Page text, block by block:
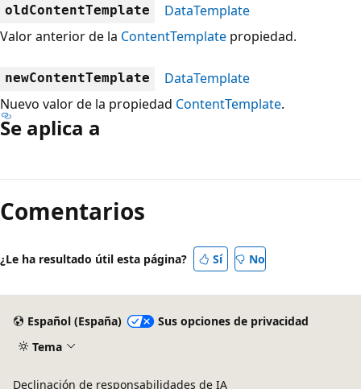
oldContentTemplate
DataTemplate
Valor anterior de la ContentTemplate propiedad.
newContentTemplate
DataTemplate
Nuevo valor de la propiedad ContentTemplate.
Se aplica a
de
lectura
Comentarios
¿Le ha resultado útil esta página? Sí No
Español (España)
Sus opciones de privacidad
Tema
Declinación de responsabilidades de IA